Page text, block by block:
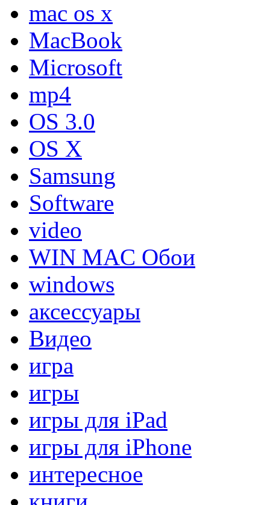
mac os x
MacBook
Microsoft
mp4
OS 3.0
OS X
Samsung
Software
video
WIN MAC Обои
windows
аксессуары
Видео
игра
игры
игры для iPad
игры для iPhone
интересное